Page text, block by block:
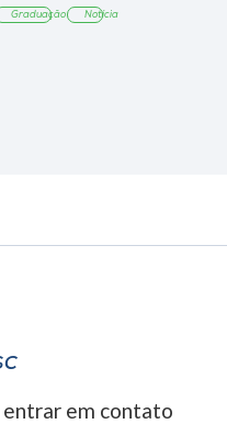
Graduação Notícia
entrar em contato